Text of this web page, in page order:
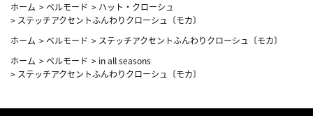
ホーム >ベルモード > ハット・クローシュ
> ステッチアクセントふんわりクローシュ〔モカ〕
ホーム >ベルモード > ステッチアクセントふんわりクローシュ〔モカ〕
ホーム >ベルモード > in all seasons
> ステッチアクセントふんわりクローシュ〔モカ〕